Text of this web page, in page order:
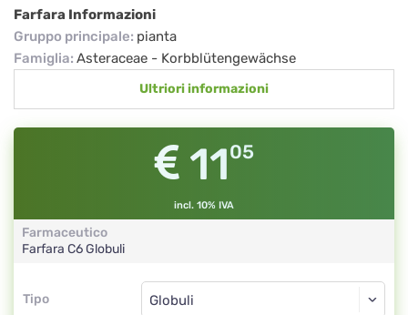
Farfara Informazioni
Gruppo principale: pianta
Famiglia: Asteraceae - Korbblütengewächse
Ultriori informazioni
1105
incl. 10% IVA
Farmaceutico
Farfara C6Globuli
Tipo
Tipo